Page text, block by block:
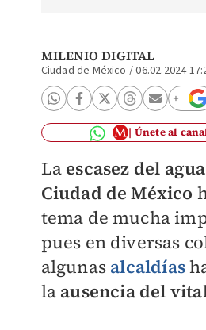
MILENIO DIGITAL
Ciudad de México /06.02.2024
Únete al
Laescasez del
Ciudad de México
tema de mucha
pues en diversas
algunas alcaldías
la ausencia del